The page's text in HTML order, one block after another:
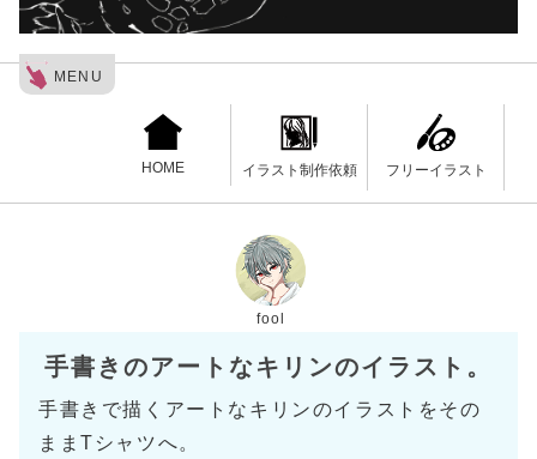
MENU
HOME イラスト制作依頼 フリーイラスト
fool
手書きのアートなキリンのイラスト。
手書きで描くアートなキリンのイラストをその
ままTシャツへ。